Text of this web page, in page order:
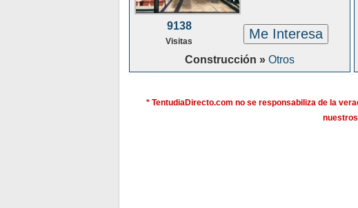
9138
Visitas Me Interesa
Construcción » Otros
* TentudiaDirecto.com no se responsabiliza de la